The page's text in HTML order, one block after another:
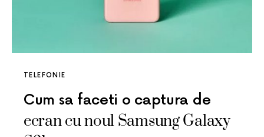
TELEFONIE
Cum sa faceti o captura de
ecran cu noul Samsung Galaxy